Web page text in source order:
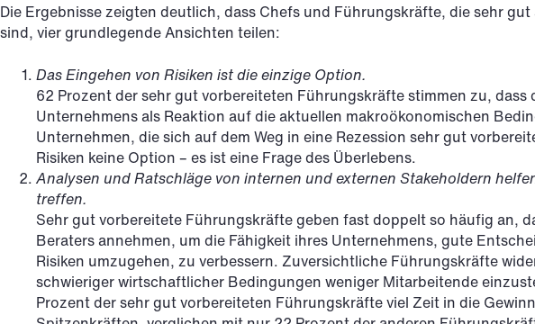
Die Ergebnisse zeigten deutlich, dass Chefs und Führungskräfte, die sehr
sind, vier grundlegende Ansichten teilen:
Das Eingehen von Risiken ist die einzige Option.
62 Prozent der sehr gut vorbereiteten Führungskräfte stimmen zu, dass
Unternehmens als Reaktion auf die aktuellen makroökonomischen
Unternehmen, die sich auf dem Weg in eine Rezession sehr gut
Risiken keine Option – es ist eine Frage des Überlebens.
Analysen und Ratschläge von internen und externen Stakeholdern
treffen.
Sehr gut vorbereitete Führungskräfte geben fast doppelt so häufig an,
Beraters annehmen, um die Fähigkeit ihres Unternehmens, gute
Risiken umzugehen, zu verbessern. Zuversichtliche Führungskräfte
schwieriger wirtschaftlicher Bedingungen weniger Mitarbeitende
Prozent der sehr gut vorbereiteten Führungskräfte viel Zeit in die